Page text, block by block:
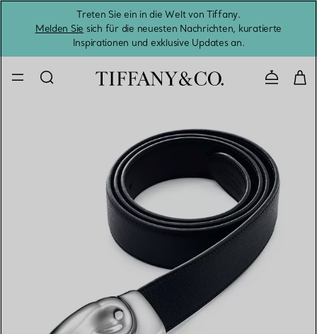
Treten Sie ein in die Welt von Tiffany.
Melden Sie sich für die neuesten Nachrichten, kuratierte
Inspirationen und exklusive Updates an.